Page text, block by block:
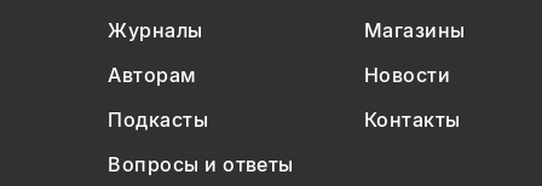
Журналы
Магазины
Авторам
Новости
Подкасты
Контакты
Вопросы и ответы